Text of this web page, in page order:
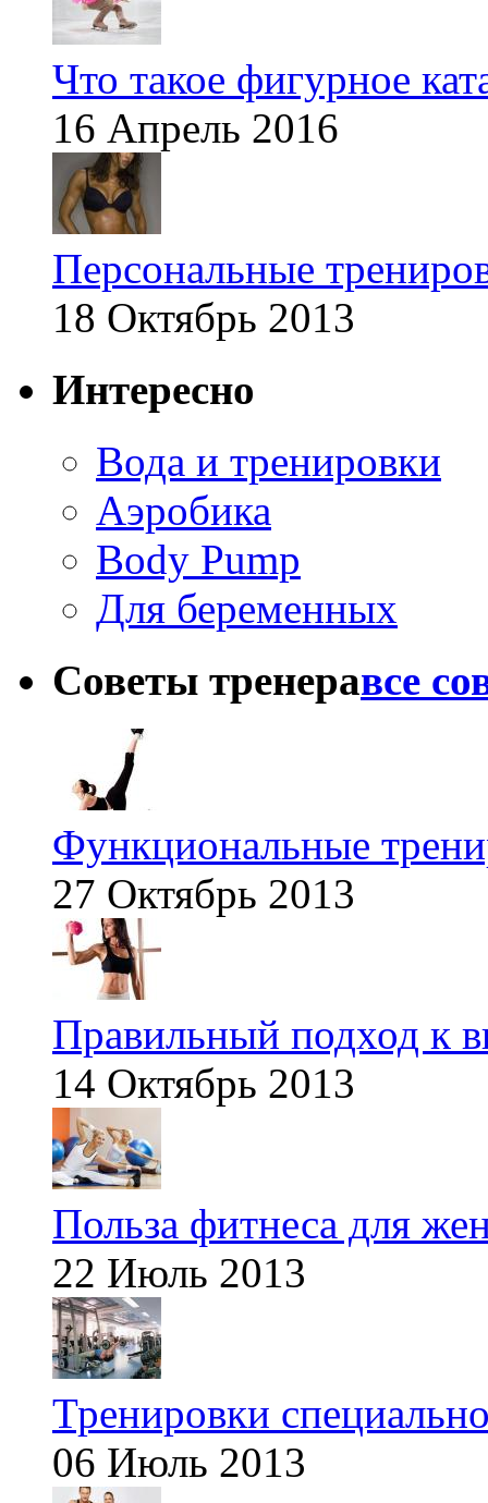
Что такое фигурное
16 Апрель 2016
Персональные
18 Октябрь 2013
Интересно
Вода и тренировки
Аэробика
Body Pump
Для беременных
Советы тренеравсе
Функциональные
27 Октябрь 2013
Правильный подход к
14 Октябрь 2013
Польза фитнеса для
22 Июль 2013
Тренировки
06 Июль 2013